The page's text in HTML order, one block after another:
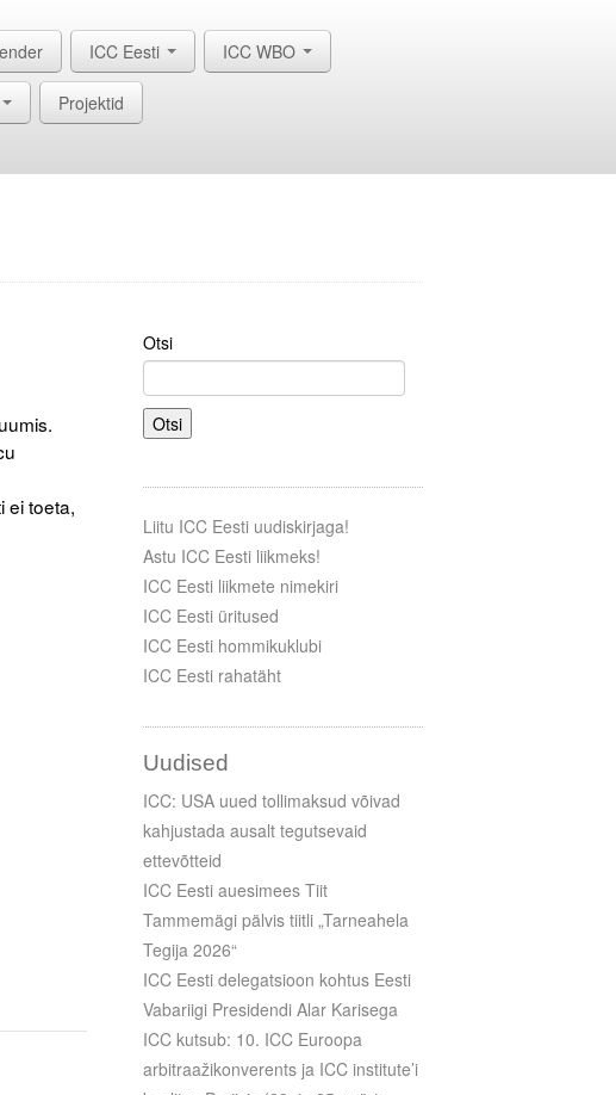
ICC Eesti ICC WBO
Projektid
ei toeta,
Otsi
Otsi
Liitu ICC Eesti uudiskirjaga!
Astu ICC Eesti liikmeks!
ICC Eesti liikmete nimekiri
ICC Eesti üritused
ICC Eesti hommikuklubi
ICC Eesti rahatäht
Uudised
ICC: USA uued tollimaksud võivad
kahjustada ausalt tegutsevaid
ettevõtteid
ICC Eesti auesimees Tiit
Tammemägi pälvis tiitli „Tarneahela
Tegija 2026“
ICC Eesti delegatsioon kohtus Eesti
Vabariigi Presidendi Alar Karisega
ICC kutsub: 10. ICC Euroopa
arbitraažikonverents ja ICC institute’i